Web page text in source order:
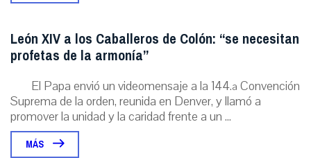
León XIV a los Caballeros de Colón: “se necesitan
profetas de la armonía”
El Papa envió un videomensaje a la 144.ª Convención
Suprema de la orden, reunida en Denver, y llamó a
promover la unidad y la caridad frente a un ...
MÁS